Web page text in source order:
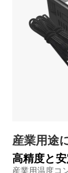
産業用途
高精度と
産業用温度コ